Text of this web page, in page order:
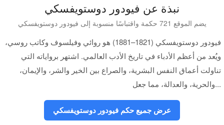
نبذة عن فيودور دوستويفسكي
يضم الموقع 721 حكمة واقتباسًا منسوبة إلى فيودور دوستويفسكي
فيودور دوستويفسكي (1821–1881) هو روائي وفيلسوف وكاتب روسي،
ويُعد من أعظم الأدباء في تاريخ الأدب العالمي. اشتهر برواياته التي
تناولت أعماق النفس البشرية، والصراع بين الخير والشر، والإيمان،
والحرية، والعدالة، مما جعل...
عرض جميع حكم فيودور دوستويفسكي